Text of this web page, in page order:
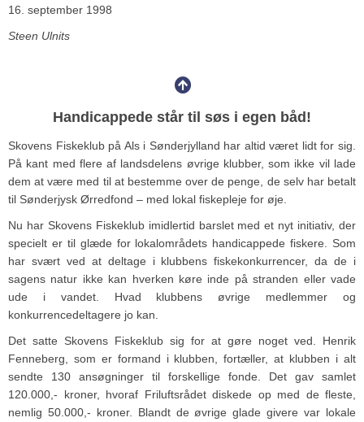
16. september 1998
Steen Ulnits
Handicappede står til søs i egen båd!
Skovens Fiskeklub på Als i Sønderjylland har altid været lidt for sig.
På kant med flere af landsdelens øvrige klubber, som ikke vil lade
dem at være med til at bestemme over de penge, de selv har betalt
til Sønderjysk Ørredfond – med lokal fiskepleje for øje.
Nu har Skovens Fiskeklub imidlertid barslet med et nyt initiativ, der
specielt er til glæde for lokalområdets handicappede fiskere. Som
har svært ved at deltage i klubbens fiskekonkurrencer, da de i
sagens natur ikke kan hverken køre inde på stranden eller vade
ude i vandet. Hvad klubbens øvrige medlemmer og
konkurrencedeltagere jo kan.
Det satte Skovens Fiskeklub sig for at gøre noget ved. Henrik
Fenneberg, som er formand i klubben, fortæller, at klubben i alt
sendte 130 ansøgninger til forskellige fonde. Det gav samlet
120.000,- kroner, hvoraf Friluftsrådet diskede op med de fleste,
nemlig 50.000,- kroner. Blandt de øvrige glade givere var lokale